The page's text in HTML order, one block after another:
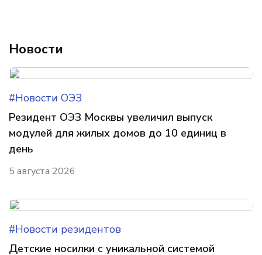
Новости
#Новости ОЭЗ
Резидент ОЭЗ Москвы увеличил выпуск
модулей для жилых домов до 10 единиц в
день
5 августа 2026
#Новости резидентов
Детские носилки с уникальной системой